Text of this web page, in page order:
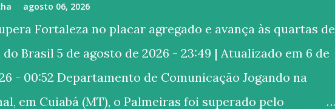
agosto 06, 2026
Fortaleza no placar agregado e avança às quartas de
Brasil 5 de agosto de 2026 - 23:49 | Atualizado em 6 de
- 00:52 Departamento de Comunicação Jogando na
em Cuiabá (MT), o Palmeiras foi superado pelo